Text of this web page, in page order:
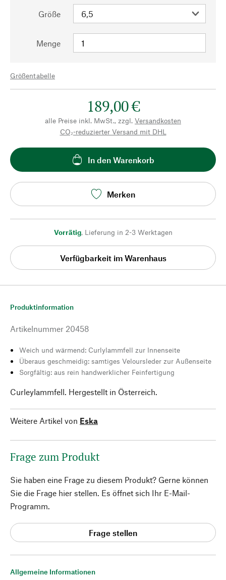
Größe
Menge
Größentabelle
189,00 €
alle Preise inkl. MwSt., zzgl. Versandkosten
CO₂-reduzierter Versand mit DHL
In den Warenkorb
Merken
Vorrätig, Lieferung in 2-3 Werktagen
Verfügbarkeit im Warenhaus
Allgemeine Informationen
Produktinformation
Artikelnummer 20458
Weich und wärmend: Curlylammfell zur Innenseite
Überaus geschmeidig: samtiges Veloursleder zur Außenseite
Sorgfältig: aus rein handwerklicher Feinfertigung
Curleylammfell. Hergestellt in Österreich.
Weitere Artikel von Eska
Frage zum Produkt
Sie haben eine Frage zu diesem Produkt? Gerne können
Sie die Frage hier stellen. Es öffnet sich Ihr E-Mail-
Programm.
Frage stellen